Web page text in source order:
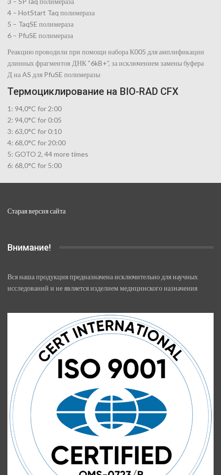
4 – HotStart Taq полимераза
5 – TaqSE полимераза
6 – PfuSE полимераза
Реакцию проводили при помощи набора К005 для амплификации
длинных фрагментов ДНК “6kB+”, за исключением замены буфера
Д на AS для PfuSE полимеразы
Термоциклирование на BIO-RAD CFX
1: 94,0°C for 2:00
2: 94,0°C for 0:05
3: 63,0°C for 0:10
4: 68,0°C for 20:00
5: GOTO 2, 44 more times
6: 68,0°C for 5:00
Старая версия сайта
Внимание!
Вся наша продукция предназначена исключительно для научных
исследований и не является изделием медицинского назначения